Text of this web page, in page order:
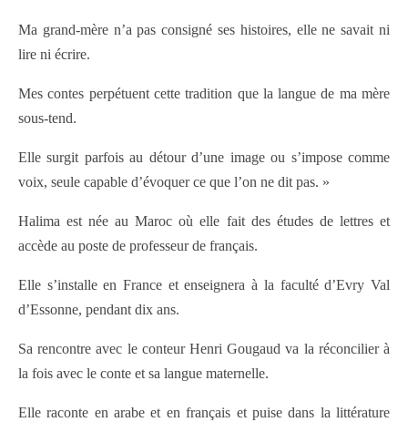
Ma grand-mère n’a pas consigné ses histoires, elle ne savait ni
lire ni écrire.
Mes contes perpétuent cette tradition que la langue de ma mère
sous-tend.
Elle surgit parfois au détour d’une image ou s’impose comme
voix, seule capable d’évoquer ce que l’on ne dit pas. »
Halima est née au Maroc où elle fait des études de lettres et
accède au poste de professeur de français.
Elle s’installe en France et enseignera à la faculté d’Evry Val
d’Essonne, pendant dix ans.
Sa rencontre avec le conteur Henri Gougaud va la réconcilier à
la fois avec le conte et sa langue maternelle.
Elle raconte en arabe et en français et puise dans la littérature